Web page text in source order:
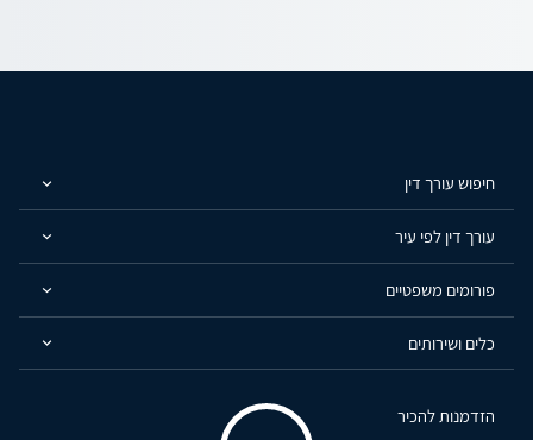
חיפוש עורך דין
עורך דין לפי עיר
פורומים משפטיים
כלים ושירותים
הזדמנות להכיר